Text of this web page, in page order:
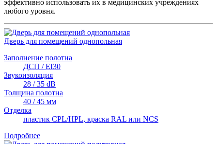
эффективно использовать их в медицинских учреждениях
любого уровня.
Дверь для помещений однопольная
Заполнение полотна
ДСП / EI30
Звукоизоляция
28 / 35 dB
Толщина полотна
40 / 45 мм
Отделка
пластик CPL/HPL, краска RAL или NCS
Подробнее